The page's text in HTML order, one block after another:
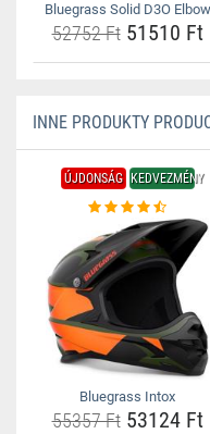
Bluegrass Solid D3O Elbow
52752 Ft51510 Ft
INNE PRODUKTY
ÚJDONSÁG KEDVEZMÉNY
Bluegrass Intox
55357 Ft53124 Ft